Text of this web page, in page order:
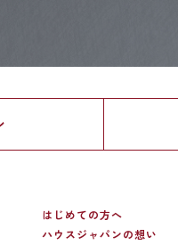
はじめての方へ
ハウスジャパンの想い